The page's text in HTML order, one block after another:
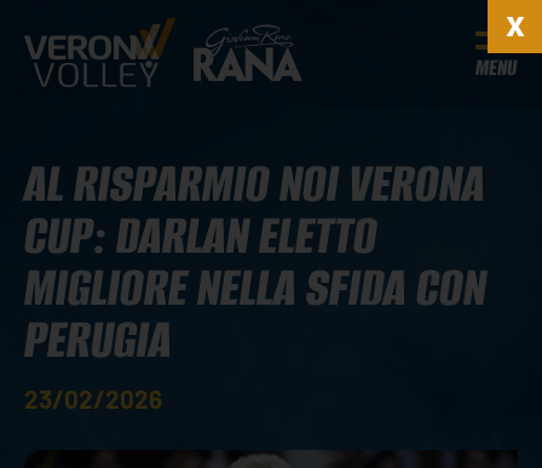
MENU
AL RISPARMIO NOI VERONA
CUP: DARLAN ELETTO
MIGLIORE NELLA SFIDA CON
PERUGIA
23/02/2026